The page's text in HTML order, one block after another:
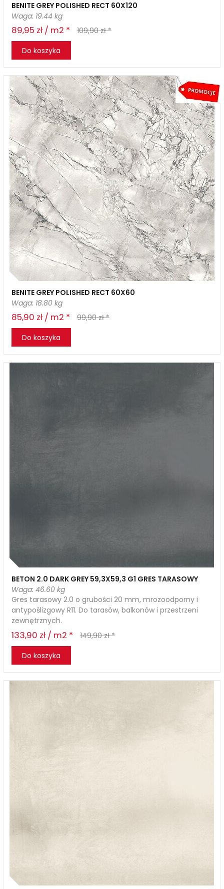
BENITE GREY POLISHED RECT 60X120
Waga: 19.44 kg
89,95 zł / m2 *
109,90 zł *
Do koszyka
BENITE GREY POLISHED RECT 60X60
Waga: 18.80 kg
85,90 zł / m2 *
99,90 zł *
Do koszyka
BETON 2.0 DARK GREY 59,3X59,3 G1 GRES TARASOWY
Waga: 46.60 kg
Gres tarasowy 2.0 o grubości 20 mm, mrozoodporny i
antypoślizgowy R11. Do tarasów, balkonów i przestrzeni
zewnętrznych.
133,90 zł / m2 *
149,90 zł *
Do koszyka